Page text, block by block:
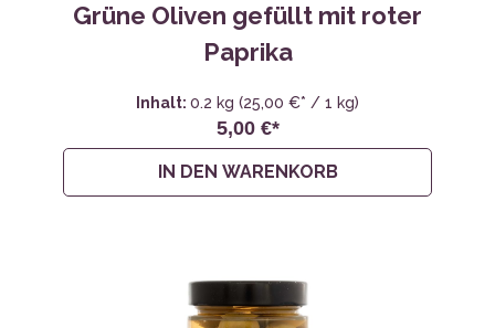
Grüne Oliven gefüllt mit roter
Paprika
Inhalt: 0.2 kg (25,00 €* / 1 kg)
5,00 €*
IN DEN WARENKORB